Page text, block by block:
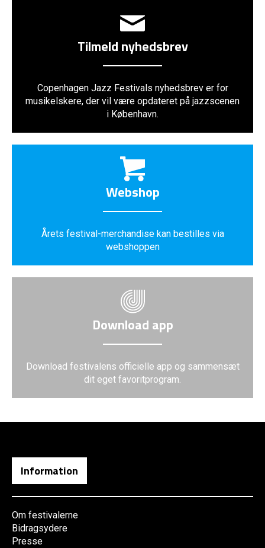
Tilmeld nyhedsbrev
Copenhagen Jazz Festivals nyhedsbrev er for
musikelskere, der vil være opdateret på jazzscenen
i København.
Webshop
Årets festival-merchandise kan bestilles via
webshoppen
Download app
Download festivalens officielle app og sammensæt
dit eget favoritprogram.
Information
Om festivalerne
Bidragsydere
Presse